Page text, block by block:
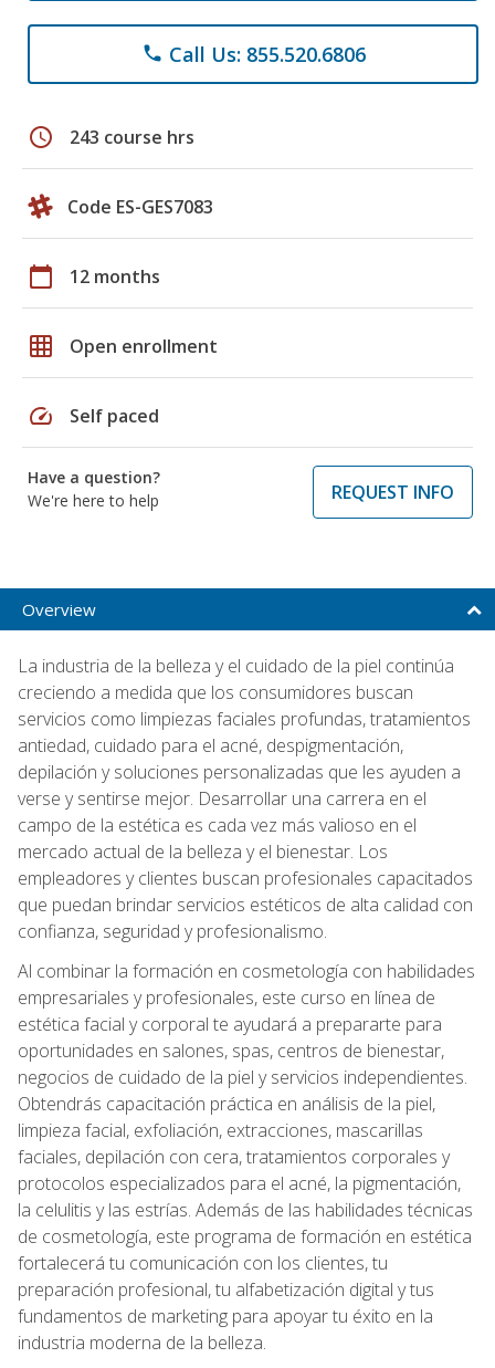
phone Call Us: 855.520.6806
schedule 243 course hrs
Code ES-GES7083
calendar_today 12 months
grid_on Open enrollment
speed Self paced
Have a question?
We're here to help
REQUEST INFO
Overview
La industria de la belleza y el cuidado de la piel continúa
creciendo a medida que los consumidores buscan
servicios como limpiezas faciales profundas, tratamientos
antiedad, cuidado para el acné, despigmentación,
depilación y soluciones personalizadas que les ayuden a
verse y sentirse mejor. Desarrollar una carrera en el
campo de la estética es cada vez más valioso en el
mercado actual de la belleza y el bienestar. Los
empleadores y clientes buscan profesionales capacitados
que puedan brindar servicios estéticos de alta calidad con
confianza, seguridad y profesionalismo.
Al combinar la formación en cosmetología con habilidades
empresariales y profesionales, este curso en línea de
estética facial y corporal te ayudará a prepararte para
oportunidades en salones, spas, centros de bienestar,
negocios de cuidado de la piel y servicios independientes.
Obtendrás capacitación práctica en análisis de la piel,
limpieza facial, exfoliación, extracciones, mascarillas
faciales, depilación con cera, tratamientos corporales y
protocolos especializados para el acné, la pigmentación,
la celulitis y las estrías. Además de las habilidades técnicas
de cosmetología, este programa de formación en estética
fortalecerá tu comunicación con los clientes, tu
preparación profesional, tu alfabetización digital y tus
fundamentos de marketing para apoyar tu éxito en la
industria moderna de la belleza.